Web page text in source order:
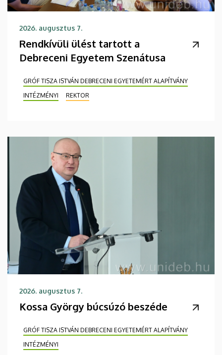
2026. augusztus 7.
Rendkívüli ülést tartott a
Debreceni Egyetem Szenátusa
GRÓF TISZA ISTVÁN DEBRECENI EGYETEMÉRT ALAPÍTVÁNY
INTÉZMÉNYI
REKTOR
2026. augusztus 7.
Kossa György búcsúzó beszéde
GRÓF TISZA ISTVÁN DEBRECENI EGYETEMÉRT ALAPÍTVÁNY
INTÉZMÉNYI